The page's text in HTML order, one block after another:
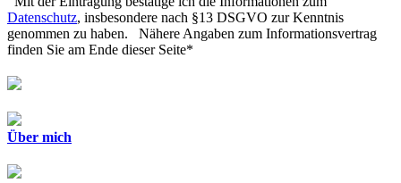
Datenschutz, insbesondere nach §13 DSGVO zur Kenntnis
genommen zu haben. Nähere Angaben zum Informationsvertrag
finden Sie am Ende dieser Seite*
Über mich